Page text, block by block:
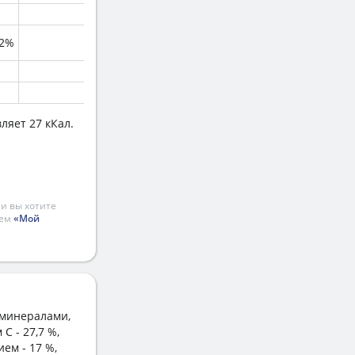
27 кКал.
вы хотите
«Мой
- 27,7 %,
- 17 %,